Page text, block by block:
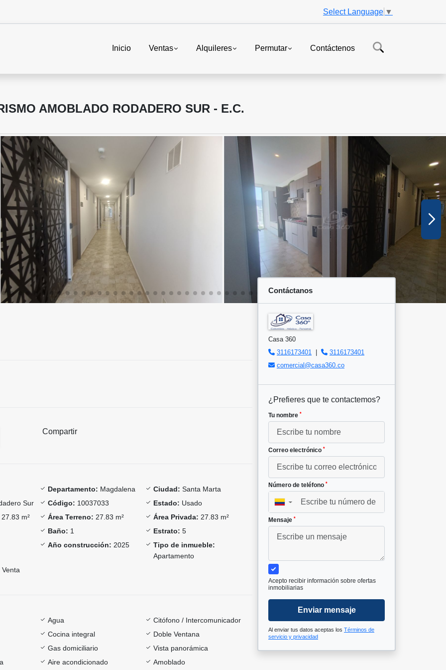
Select Language ▼
Inicio Ventas Alquileres Permutar Contáctenos
AMOBLADO RODADERO SUR - E.C.
Compartir
Departamento: Magdalena Ciudad: Santa Marta
Sur
Código: 10037033 Estado: Usado
27.83 m²
Área Terreno: 27.83 m² Área Privada: 27.83 m²
Baño: 1 Estrato: 5
Año construcción: 2025
Tipo de inmueble:
Apartamento
Venta
Agua
Citófono / Intercomunicador
Cocina integral
Doble Ventana
Gas domiciliario
Vista panorámica
Aire acondicionado Amoblado
Contáctanos
Casa 360
3116173401
3116173401
comercial@casa360.co
¿Prefieres que te contactemos?
Tu nombre *
Correo electrónico *
Número de teléfono *
▼
Mensaje *
Acepto recibir información sobre ofertas
inmobiliarias
Enviar mensaje
Al enviar tus datos aceptas los Términos de
servicio y privacidad